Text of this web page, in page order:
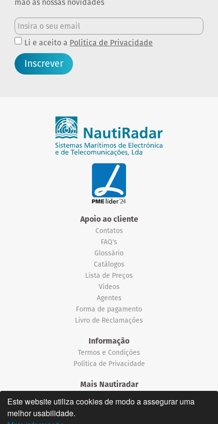
Este website utiliza cookies de modo a assegurar uma
melhor usabilidade.
mão as nossas novidades
Li e aceito a Política de Privacidade
Inscrever
Apoio ao cliente
Contatos
FAQ's
Glossário
Catálogos
Lista de Preços
Vídeos
Agentes
Forma de pagamento
Livro de Reclamações
Informação
Termos e Condições
Política de Privacidade
Mais Nautiradar